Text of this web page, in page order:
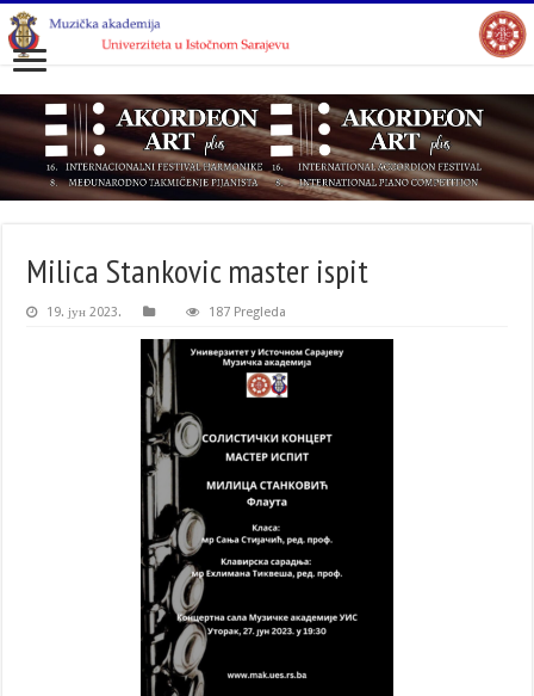
Milica Stankovic master ispit
19. јун 2023. 187 Pregleda